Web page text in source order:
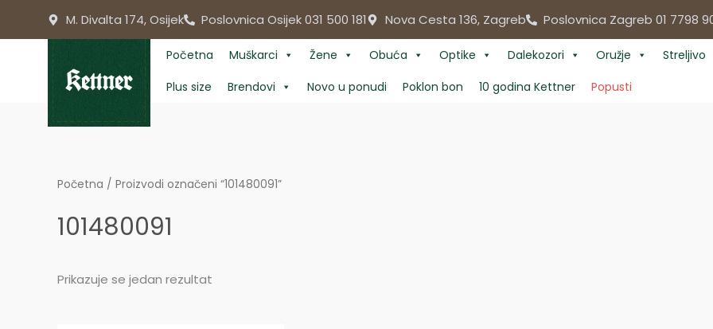
M. Divalta 174, Osijek Poslovnica Osijek 031 500 181 Nova Cesta 136, Zagreb Poslovnica Zagreb 01 7798
Početna Muškarci Žene Obuća Optike Dalekozori Oružje Streljivo
Plus size
Brendovi Novo u ponudi Poklon bon 10 godina Kettner Popusti
Početna / Proizvodi označeni “101480091”
101480091
Prikazuje se jedan rezultat